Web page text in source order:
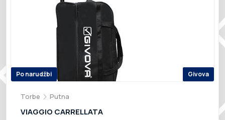
Po narudžbi Givova
Torbe Putna
VIAGGIO CARRELLATA